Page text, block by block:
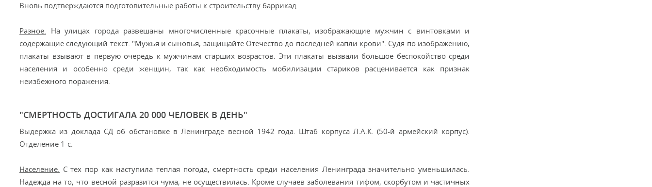
Вновь подтверждаются подготовительные работы к строительству баррикад.
Разное. На улицах города развешаны многочисленные красочные плакаты, изображающие мужчин с винтовками и
содержащие следующий текст: "Мужья и сыновья, защищайте Отечество до последней капли крови". Судя по изображению,
плакаты взывают в первую очередь к мужчинам старших возрастов. Эти плакаты вызвали большое беспокойство среди
населения и особенно среди женщин, так как необходимость мобилизации стариков расценивается как признак
неизбежного поражения.
"СМЕРТНОСТЬ ДОСТИГАЛА 20 000 ЧЕЛОВЕК В ДЕНЬ"
Выдержка из доклада СД об обстановке в Ленинграде весной 1942 года. Штаб корпуса Л.А.К. (50-й армейский корпус).
Отделение 1-с.
Население. С тех пор как наступила теплая погода, смертность среди населения Ленинграда значительно уменьшилась.
Надежда на то, что весной разразится чума, не осуществилась. Кроме случаев заболевания тифом, скорбутом и частичных